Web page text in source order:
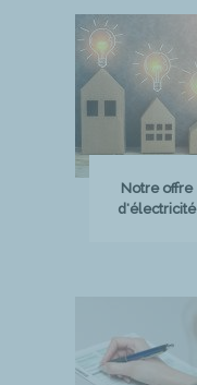
Notre offre
d'électricité